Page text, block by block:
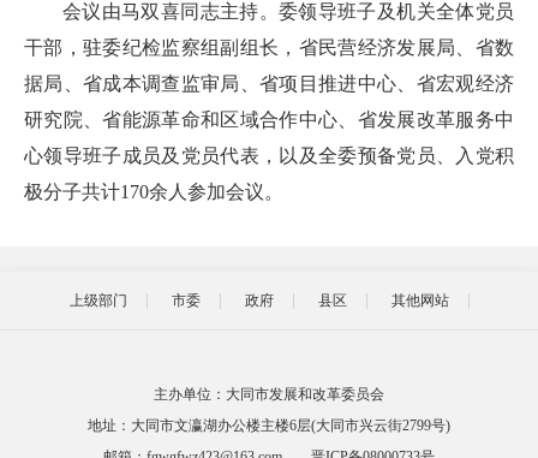
会议由马双喜同志主持。委领导班子及机关全体党员
干部，驻委纪检监察组副组长，省民营经济发展局、省数
据局、省成本调查监审局、省项目推进中心、省宏观经济
研究院、省能源革命和区域合作中心、省发展改革服务中
心领导班子成员及党员代表，以及全委预备党员、入党积
极分子共计170余人参加会议。
上级部门 市委 政府 县区 其他网站
主办单位：大同市发展和改革委员会
地址：大同市文瀛湖办公楼主楼6层(大同市兴云街2799号)